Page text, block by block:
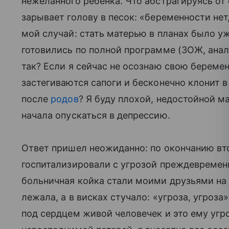
зарывает голову в песок: «беременности
мой случай: стать матерью в планах было
готовились по полной программе (ЗОЖ,
так? Если я сейчас не осознаю свою
застегиваются сапоги и бесконечно клонит
после родов? Я буду плохой, недостойной
начала опускаться в депрессию.
Ответ пришел неожиданно: по окончанию
госпитализировали с угрозой
больничная койка стали моими друзьями на
лежала, а в висках стучало: «угроза,
под сердцем живой человечек и это ему